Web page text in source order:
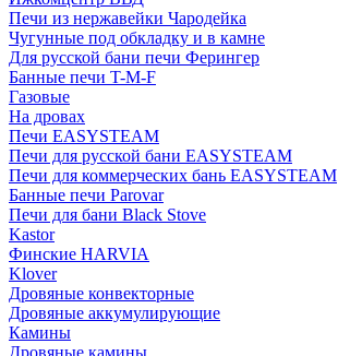
Печи из нержавейки Чародейка
Чугунные под обкладку и в камне
Для русской бани печи Ферингер
Банные печи T-M-F
Газовые
На дровах
Печи EASYSTEAM
Печи для русской бани EASYSTEAM
Печи для коммерческих бань EASYSTEAM
Банные печи Parovar
Печи для бани Black Stove
Kastor
Финские HARVIA
Klover
Дровяные конвекторные
Дровяные аккумулирующие
Камины
Дровяные камины